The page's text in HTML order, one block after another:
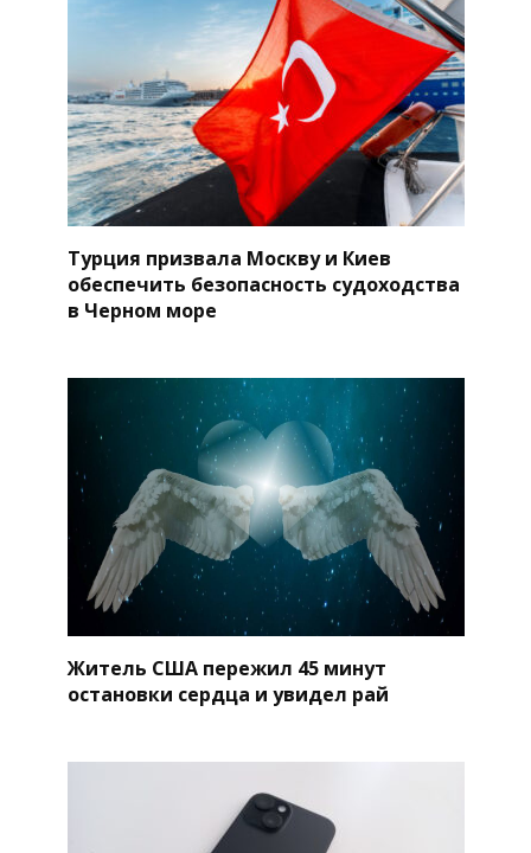
Турция призвала Москву и Киев
обеспечить безопасность судоходства
в Черном море
Житель США пережил 45 минут
остановки сердца и увидел рай